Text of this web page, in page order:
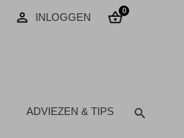
INLOGGEN
0
ADVIEZEN & TIPS